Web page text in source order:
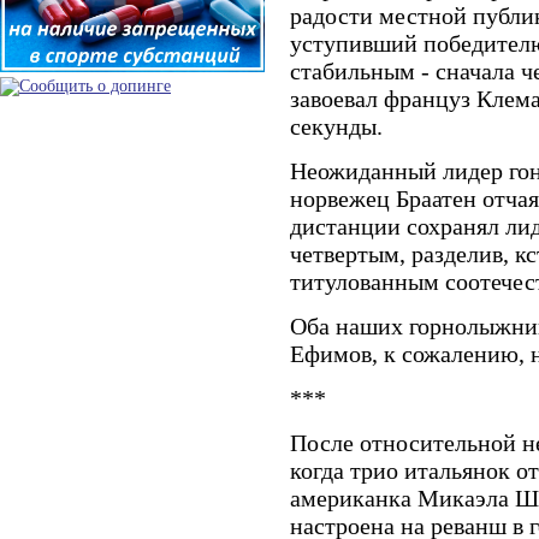
радости местной
уступивший
стабильным - сначала
завоевал француз
секунды.
Неожиданный лидер
норвежец Браатен
дистанции сохранял
четвертым, разделив,
титулованным
Оба наших
Ефимов, к сожалению,
***
После относительной
когда трио итальянок
американка Микаэла
настроена на реванш в